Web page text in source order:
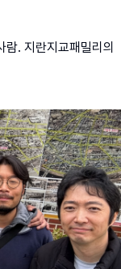
. 지란지교패밀리의